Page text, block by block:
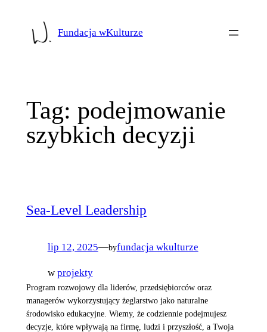
Fundacja wKulturze
Tag: podejmowanie
szybkich decyzji
Sea-Level Leadership
lip 12, 2025—byfundacja wkulturze
w projekty
Program rozwojowy dla liderów, przedsiębiorców oraz
managerów wykorzystujący żeglarstwo jako naturalne
środowisko edukacyjne. Wiemy, że codziennie podejmujesz
decyzje, które wpływają na firmę, ludzi i przyszłość, a Twoja